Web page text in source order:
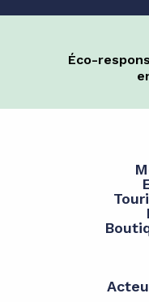
Éco-